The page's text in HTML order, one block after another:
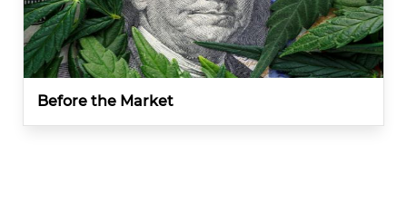
Before the Market